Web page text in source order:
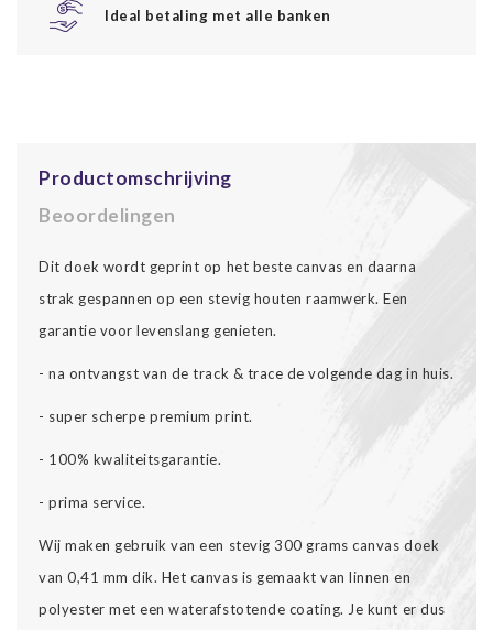
Ideal betaling met alle banken
Productomschrijving
Beoordelingen
Dit doek wordt geprint op het beste canvas en daarna
strak gespannen op een stevig houten raamwerk. Een
garantie voor levenslang genieten.
- na ontvangst van de track & trace de volgende dag in huis.
- super scherpe premium print.
- 100% kwaliteitsgarantie.
- prima service.
Wij maken gebruik van een stevig 300 grams canvas doek
van 0,41 mm dik. Het canvas is gemaakt van linnen en
polyester met een waterafstotende coating. Je kunt er dus